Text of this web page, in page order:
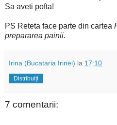
Sa aveti pofta!
PS Reteta face parte din cartea
prepararea painii.
Irina (Bucataria Irinei) la 17:10
Distribuiți
7 comentarii: